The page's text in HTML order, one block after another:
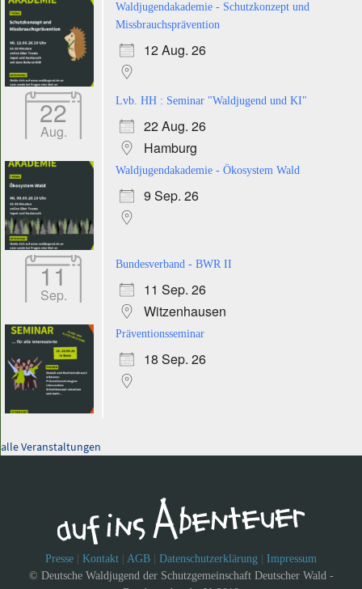
Waldjugendakademie - Schutzkonzept und
Missbrauchsprävention
12 Aug. 26
22
Aug.
Lvb. HH : Seminar "Waldjugend und KI"
22 Aug. 26
Hamburg
Waldjugendakademie - Ökosystem Wald
9 Sep. 26
11
Sep.
Bundesverband - BWR II
11 Sep. 26
Witzenhausen
Präventionsseminar
18 Sep. 26
alle Veranstaltungen
Presse Kontakt AGB Datenschutzerklärung
Impressum
© Deutsche Waldjugend der Schutzgemeinschaft Deutscher Wald -